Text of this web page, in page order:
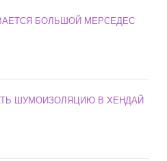
БОЛЬШОЙ МЕРСЕДЕС
ШУМОИЗОЛЯЦИЮ В ХЕНДАЙ